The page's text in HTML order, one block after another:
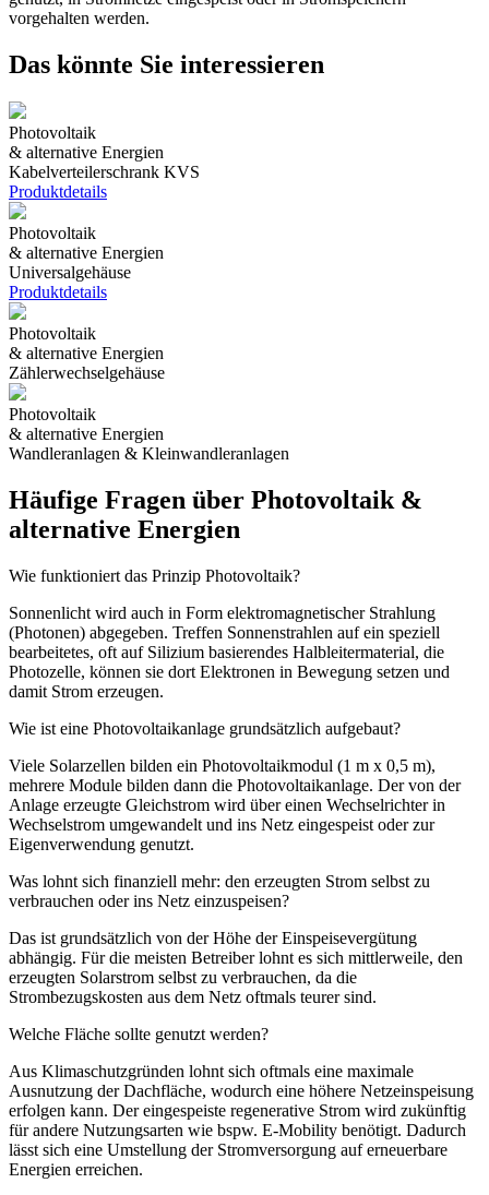
vorgehalten werden.
Das könnte Sie interessieren
Photovoltaik
& alternative Energien
Kabelverteilerschrank KVS
Produktdetails
Photovoltaik
& alternative Energien
Universalgehäuse
Produktdetails
Photovoltaik
& alternative Energien
Zählerwechselgehäuse
Photovoltaik
& alternative Energien
Wandleranlagen & Kleinwandleranlagen
Häufige Fragen über Photovoltaik &
alternative Energien
Wie funktioniert das Prinzip Photovoltaik?
Sonnenlicht wird auch in Form elektromagnetischer Strahlung
(Photonen) abgegeben. Treffen Sonnenstrahlen auf ein speziell
bearbeitetes, oft auf Silizium basierendes Halbleitermaterial, die
Photozelle, können sie dort Elektronen in Bewegung setzen und
damit Strom erzeugen.
Wie ist eine Photovoltaikanlage grundsätzlich aufgebaut?
Viele Solarzellen bilden ein Photovoltaikmodul (1 m x 0,5 m),
mehrere Module bilden dann die Photovoltaikanlage. Der von der
Anlage erzeugte Gleichstrom wird über einen Wechselrichter in
Wechselstrom umgewandelt und ins Netz eingespeist oder zur
Eigenverwendung genutzt.
Was lohnt sich finanziell mehr: den erzeugten Strom selbst zu
verbrauchen oder ins Netz einzuspeisen?
Das ist grundsätzlich von der Höhe der Einspeisevergütung
abhängig. Für die meisten Betreiber lohnt es sich mittlerweile, den
erzeugten Solarstrom selbst zu verbrauchen, da die
Strombezugskosten aus dem Netz oftmals teurer sind.
Welche Fläche sollte genutzt werden?
Aus Klimaschutzgründen lohnt sich oftmals eine maximale
Ausnutzung der Dachfläche, wodurch eine höhere Netzeinspeisung
erfolgen kann. Der eingespeiste regenerative Strom wird zukünftig
für andere Nutzungsarten wie bspw. E-Mobility benötigt. Dadurch
lässt sich eine Umstellung der Stromversorgung auf erneuerbare
Energien erreichen.